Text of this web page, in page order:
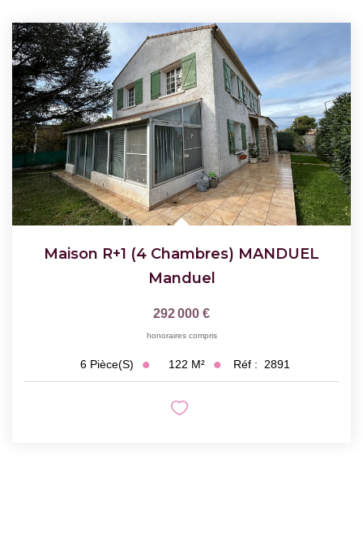
Maison R+1 (4 Chambres) MANDUEL
Manduel
292 000 €
honoraires compris
6 Pièce(s) 122 M² Réf : 2891